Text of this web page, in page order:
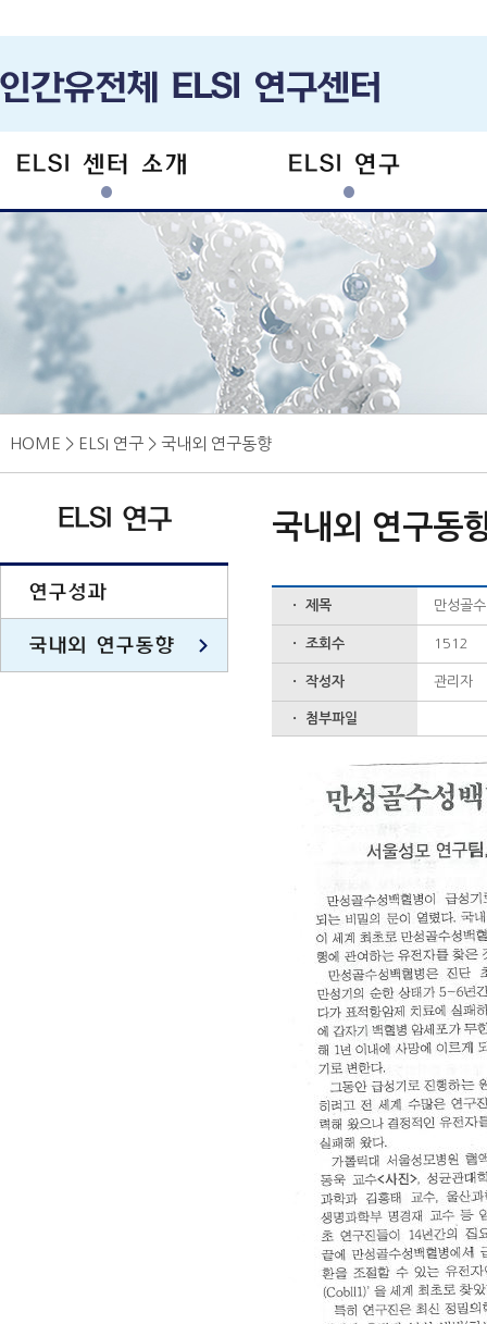
ELSI 센터 소개 ELSI 연구
HOME > ELSI 연구 > 국내외 연구동향
ELSI 연구
연구성과
국내외 연구동향
국내외 연구동
ㆍ 제목 만성골
ㆍ 조회수 1512
ㆍ 작성자 관리자
ㆍ 첨부파일